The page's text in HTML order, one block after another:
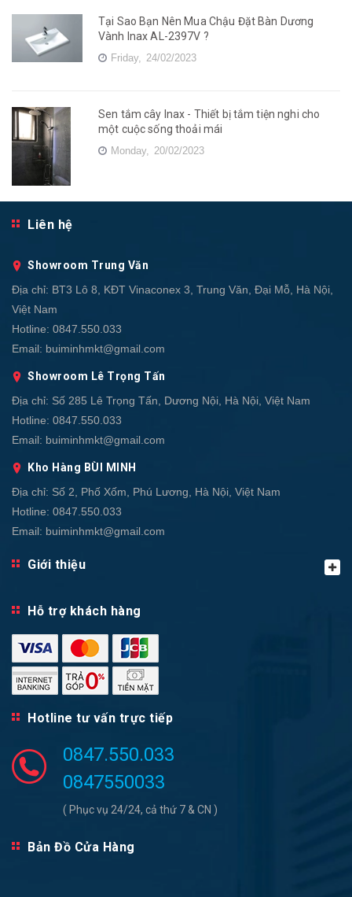
Tại Sao Bạn Nên Mua Chậu Đặt Bàn Dương
Vành Inax AL-2397V ?
Friday, 24/02/2023
Sen tắm cây Inax - Thiết bị tắm tiện nghi cho
một cuộc sống thoải mái
Monday, 20/02/2023
Liên hệ
Showroom Trung Văn
Địa chỉ: BT3 Lô 8, KĐT Vinaconex 3, Trung Văn, Đại Mỗ, Hà Nội,
Việt Nam
Hotline: 0847.550.033
Email: buiminhmkt@gmail.com
Showroom Lê Trọng Tấn
Địa chỉ: Số 285 Lê Trọng Tấn, Dương Nội, Hà Nội, Việt Nam
Hotline: 0847.550.033
Email: buiminhmkt@gmail.com
Kho Hàng BÙI MINH
Địa chỉ: Số 2, Phố Xốm, Phú Lương, Hà Nội, Việt Nam
Hotline: 0847.550.033
Email: buiminhmkt@gmail.com
Giới thiệu
Hỗ trợ khách hàng
Hotline tư vấn trực tiếp
0847.550.033
0847550033
( Phục vụ 24/24, cả thứ 7 & CN )
Bản Đồ Cửa Hàng